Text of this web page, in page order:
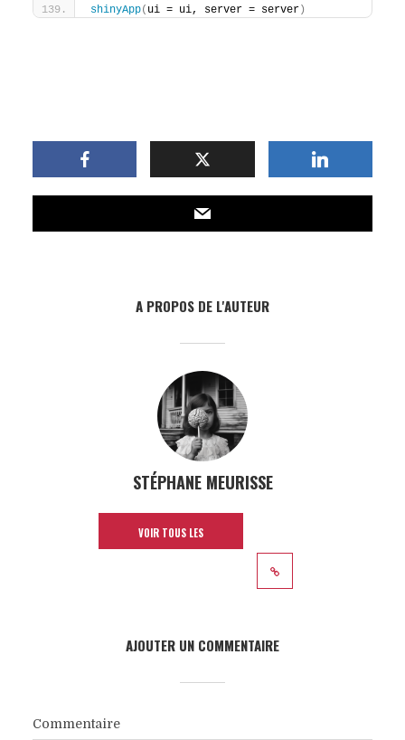
shinyApp( ui = ui, server = server)
A PROPOS DE L'AUTEUR
STÉPHANE MEURISSE
VOIR TOUS LES
AJOUTER UN COMMENTAIRE
Commentaire